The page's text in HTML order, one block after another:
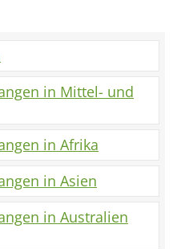
in Mittel- und
in Afrika
in Asien
in Australien